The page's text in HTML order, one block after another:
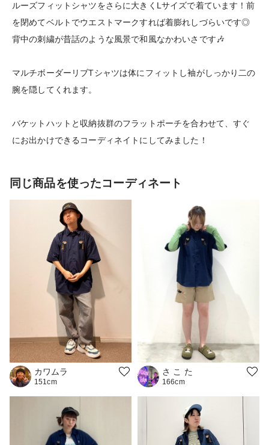
ルーズフィットシャツをさらに大きくLサイズで着ています！前
を閉めてベルトでウエストマークすれば着膨れしづらいです◎
背中の刺繍が昔話のような風景で和風なかわいさです🎶
マルチボーダーリブTシャツは体にフィットし袖がしっかり二の
腕を隠してくれます。
バケットハットと収納抜群のフラットポーチを合わせて、すぐ
にお出かけできるコーディネイトにしてみました！
同じ商品を使ったコーディネート
カワムラ
151cm
さ こ た
166cm